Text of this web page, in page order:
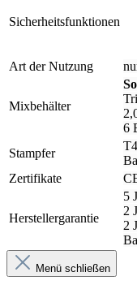
Sicherheitsfunktionen
Art der Nutzung
Mixbehälter
6
Stampfer
Zertifikate
Herstellergarantie
5
2
2
Menü schließen